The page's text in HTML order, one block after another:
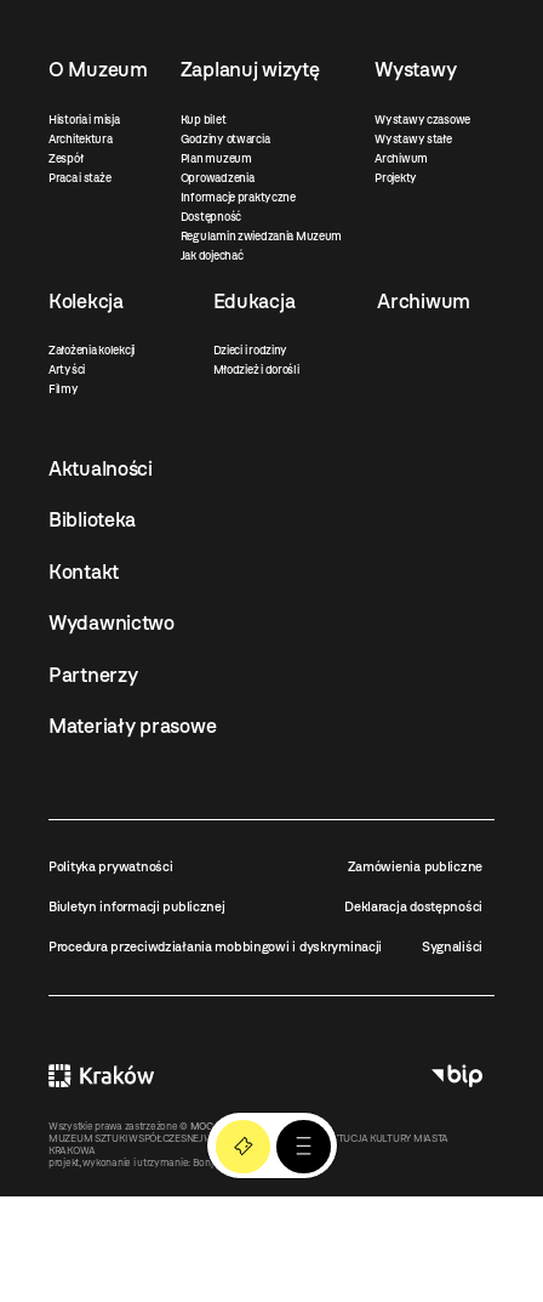
O Muzeum
Historia i misja
Architektura
Zespół
Praca i staże
Zaplanuj wizytę
Kup bilet
Godziny otwarcia
Plan muzeum
Oprowadzenia
Informacje praktyczne
Dostępność
Regulamin zwiedzania Muzeum
Jak dojechać
Wystawy
Wystawy czasowe
Wystawy stałe
Archiwum
Projekty
Kolekcja
Założenia kolekcji
Artyści
Filmy
Edukacja
Dzieci i rodziny
Młodzież i dorośli
Archiwum
Aktualności
Biblioteka
Kontakt
Wydawnictwo
Partnerzy
Materiały prasowe
Polityka prywatności Zamówienia publiczne
Biuletyn informacji publicznej Deklaracja dostępności
Procedura przeciwdziałania mobbingowi i dyskryminacji Sygnaliści
Wszystkie prawa zastrzeżone © MOCAK2011-2026
MUZEUM SZTUKI WSPÓŁCZESNEJ W KRAKOWIE MOCAK – INSTYTUCJA KULTURY MIASTA
KRAKOWA
projekt, wykonanie i utrzymanie: Bonjour.pl